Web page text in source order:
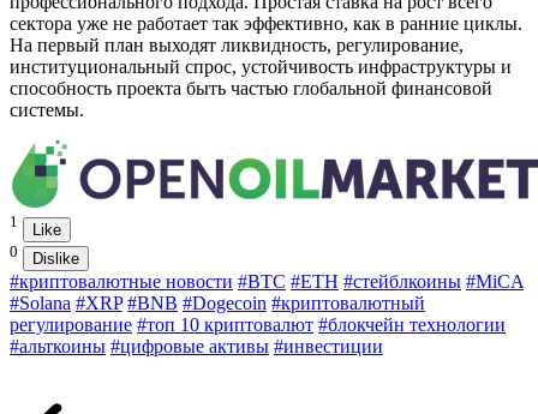
сектора уже не работает так эффективно, как в ранние циклы.
На первый план выходят ликвидность, регулирование,
институциональный спрос, устойчивость инфраструктуры и
способность проекта быть частью глобальной финансовой
системы.
1
Like
0
Dislike
#криптовалютные новости #BTC #ETH #стейблкоины #MiCA
#Solana #XRP #BNB #Dogecoin #криптовалютный
регулирование #топ 10 криптовалют #блокчейн технологии
#альткоины #цифровые активы #инвестиции